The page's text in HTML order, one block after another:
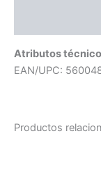
Atributos
EAN/UPC:
Productos